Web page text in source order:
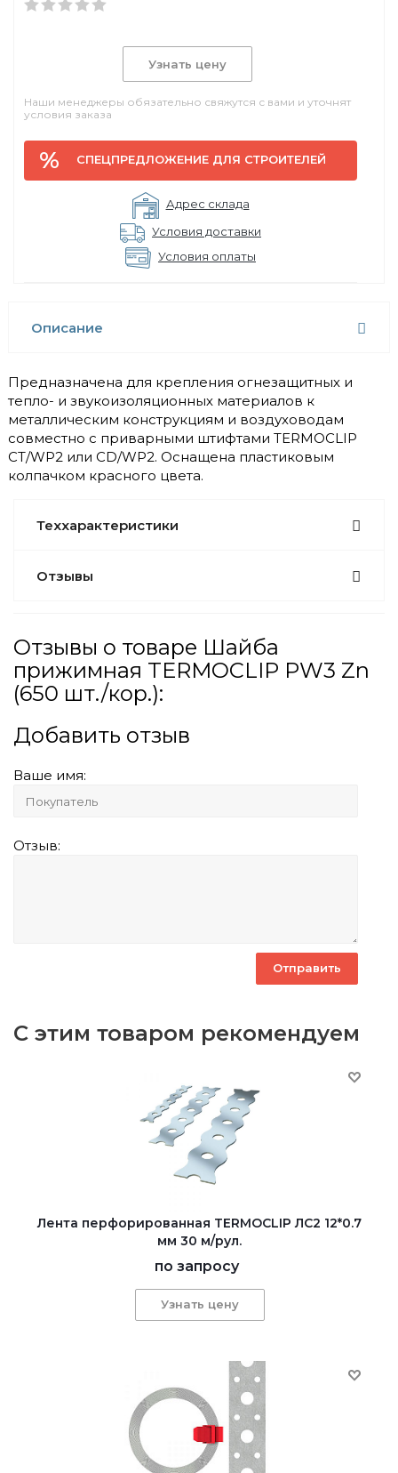
Узнать цену
Наши менеджеры обязательно свяжутся с вами и уточнят
условия заказа
СПЕЦПРЕДЛОЖЕНИЕ ДЛЯ СТРОИТЕЛЕЙ
Адрес склада
Условия доставки
Условия оплаты
Описание
Предназначена для крепления огнезащитных и
тепло- и звукоизоляционных материалов к
металлическим конструкциям и воздуховодам
совместно с приварными штифтами TERMOCLIP
CT/WP2 или CD/WP2. Оснащена пластиковым
колпачком красного цвета.
Теххарактеристики
Отзывы
Отзывы о товаре Шайба
прижимная TERMOCLIP PW3 Zn
(650 шт./кор.):
Добавить отзыв
Ваше имя:
Отзыв:
С этим товаром рекомендуем
Лента перфорированная TERMOCLIP ЛС2 12*0.7
мм 30 м/рул.
по запросу
Узнать цену